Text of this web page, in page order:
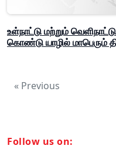
உள்நாட்டு மற்றும்
கொண்டு யாழில் மாபெரும்
« Previous
Follow us on: